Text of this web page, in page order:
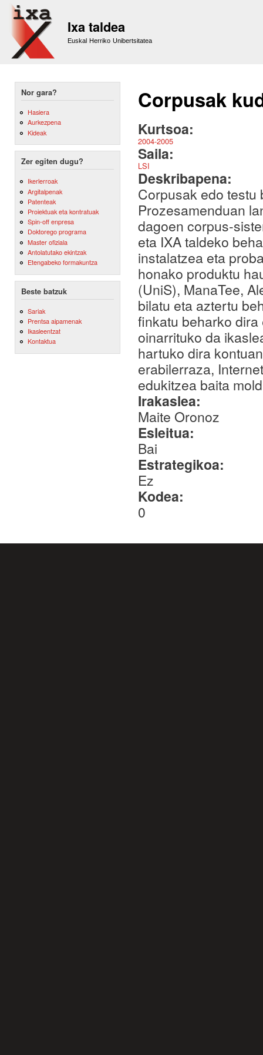
Ixa taldea
Euskal Herriko Unibertsitatea
Nor gara?
Hasiera
Aurkezpena
Kideak
Zer egiten dugu?
Ikerlerroak
Argitalpenak
Patenteak
Proiektuak eta kontratuak
Spin-off enpresa
Doktorego programa
Master ofiziala
Antolatutako ekintzak
Etengabeko formakuntza
Beste batzuk
Sariak
Prentsa aipamenak
Ikasleentzat
Kontaktua
Corpusak
Kurtsoa:
2004-2005
Saila:
LSI
Deskribapena:
Corpusak edo testu
Prozesamenduan
dagoen corpus-
eta IXA taldeko
instalatzea eta
honako produktu
(UniS), ManaTee,
bilatu eta aztertu
finkatu beharko
oinarrituko da
hartuko dira
erabilerraza,
edukitzea baita
Irakaslea:
Maite Oronoz
Esleitua:
Bai
Estrategikoa:
Ez
Kodea:
0